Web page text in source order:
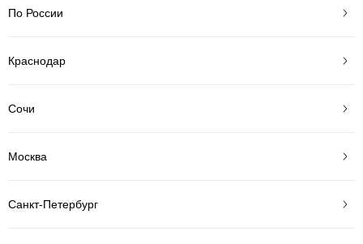
По России
Краснодар
Сочи
Москва
Санкт-Петербург